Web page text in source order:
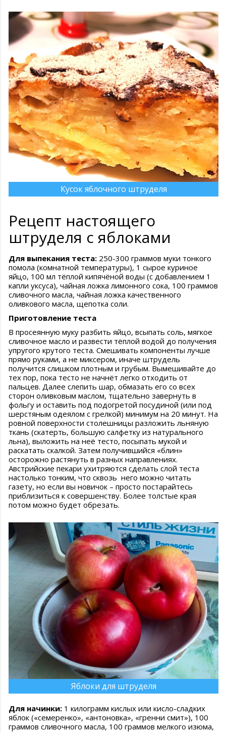
Кусок яблочного штруделя
Рецепт настоящего
штруделя с яблоками
Для выпекания теста: 250-300 граммов муки тонкого
помола (комнатной температуры), 1 сырое куриное
яйцо, 100 мл тёплой кипячёной воды (с добавлением 1
капли уксуса), чайная ложка лимонного сока, 100 граммов
сливочного масла, чайная ложка качественного
оливкового масла, щепотка соли.
Приготовление теста
В просеянную муку разбить яйцо, всыпать соль, мягкое
сливочное масло и развести тёплой водой до получения
упругого крутого теста. Смешивать компоненты лучше
прямо руками, а не миксером, иначе штрудель
получится слишком плотным и грубым. Вымешивайте до
тех пор, пока тесто не начнёт легко отходить от
пальцев. Далее слепить шар, обмазать его со всех
сторон оливковым маслом, тщательно завернуть в
фольгу и оставить под подогретой посудиной (или под
шерстяным одеялом с грелкой) минимум на 20 минут. На
ровной поверхности столешницы разложить льняную
ткань (скатерть, большую салфетку из натурального
льна), выложить на неё тесто, посыпать мукой и
раскатать скалкой. Затем получившийся «блин»
осторожно растянуть в разных направлениях.
Австрийские пекари ухитряются сделать слой теста
настолько тонким, что сквозь него можно читать
газету, но если вы новичок – просто постарайтесь
приблизиться к совершенству. Более толстые края
потом можно будет обрезать.
Яблоки для штруделя
Для начинки: 1 килограмм кислых или кисло-сладких
яблок («семеренко», «антоновка», «гренни смит»), 100
граммов сливочного масла, 100 граммов мелкого изюма,